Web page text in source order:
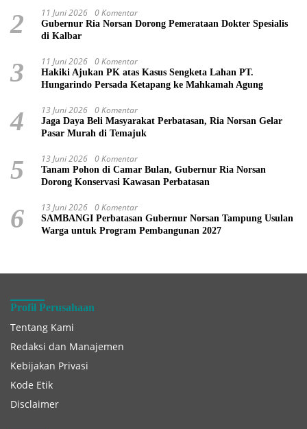
2 11 Juni 2026 0 Komentar
Gubernur Ria Norsan Dorong Pemerataan Dokter Spesialis
di Kalbar
3 11 Juni 2026 0 Komentar
Hakiki Ajukan PK atas Kasus Sengketa Lahan PT.
Hungarindo Persada Ketapang ke Mahkamah Agung
4 13 Juni 2026 0 Komentar
Jaga Daya Beli Masyarakat Perbatasan, Ria Norsan Gelar
Pasar Murah di Temajuk
5 13 Juni 2026 0 Komentar
Tanam Pohon di Camar Bulan, Gubernur Ria Norsan
Dorong Konservasi Kawasan Perbatasan
6 13 Juni 2026 0 Komentar
SAMBANGI Perbatasan Gubernur Norsan Tampung Usulan
Warga untuk Program Pembangunan 2027
Profil Perusahaan
Tentang Kami
Redaksi dan Manajemen
Kebijakan Privasi
Kode Etik
Disclaimer